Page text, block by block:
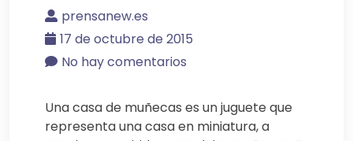
prensanew.es
17 de octubre de 2015
No hay comentarios
Una casa de muñecas es un juguete que
representa una casa en miniatura, a